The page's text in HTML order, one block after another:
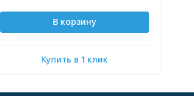
В корзину
Купить в 1 клик